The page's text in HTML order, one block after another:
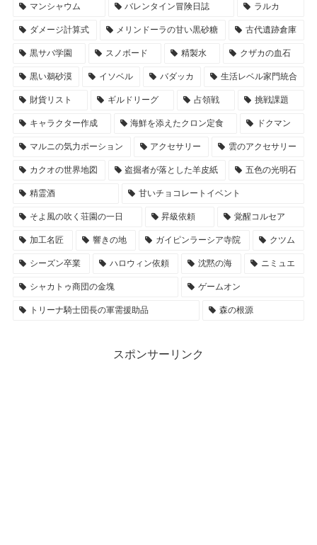
マンシャウム バレンタイン冒険日誌 ラルカ
ダメージ計算式 メリンドーラの甘い黒砂糖 古代遺跡倉庫
黒サバ学園 スノボード 精製水 クザカの血石
黒い鵜砂漠 イソベル バダッカ 生活レベル家門統合
財貨リスト ギルドリーグ 占領戦 挑戦課題
キャラクター作成 海鮮を添えたクロン定食 ドクマン
マルニの気力ポーション アクセサリー 雲のアクセサリー
カクオの世界地図 盗掘者が落とした羊皮紙 五色の光明石
精霊酒 甘いチョコレートイベント
そよ風の吹く荘園の一日 昇級依頼 覚醒コルセア
加工名匠 響きの地 ガイピンラーシア寺院 クツム
シーズン卒業 ハロウィン依頼 沈黙の海 ニミュエ
シャカトゥ商団の金塊 ゲームオン
トリーナ騎士団長の軍需援助品 森の根源
スポンサーリンク